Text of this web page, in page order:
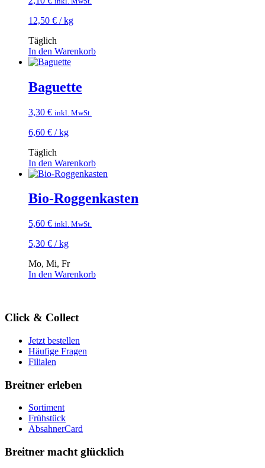
12,50 € /kg
Täglich
In den Warenkorb
Baguette
3,30 € inkl. MwSt.
6,60 € /kg
Täglich
In den Warenkorb
Bio-Roggenkasten
5,60 € inkl. MwSt.
5,30 € /kg
Mo, Mi, Fr
In den Warenkorb
Click & Collect
Jetzt bestellen
Häufige Fragen
Filialen
Breitner erleben
Sortiment
Frühstück
AbsahnerCard
Breitner macht glücklich